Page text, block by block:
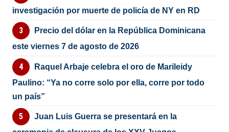
investigación por muerte de policía de NY en RD
Precio del dólar en la República Dominicana
este viernes 7 de agosto de 2026
Raquel Arbaje celebra el oro de Marileidy
Paulino: “Ya no corre solo por ella, corre por todo
un país”
Juan Luis Guerra se presentará en la